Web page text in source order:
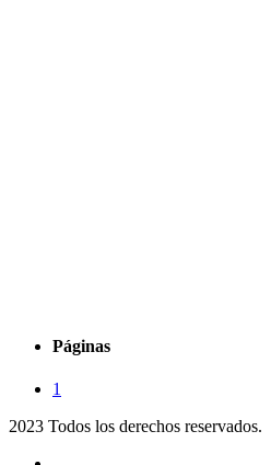
Páginas
1
2023 Todos los derechos reservados.